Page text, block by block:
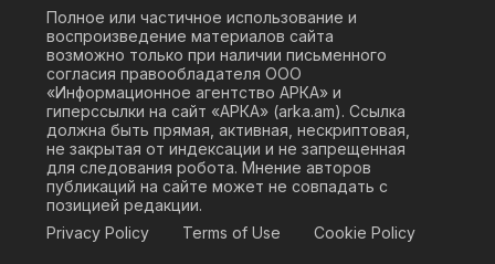
Полное или частичное использование и
воспроизведение материалов сайта
возможно только при наличии письменного
согласия правообладателя ООО
«Информационное агентство АРКА» и
гиперссылки на сайт «АРКА» (arka.am). Ссылка
должна быть прямая, активная, нескриптовая,
не закрытая от индексации и не запрещенная
для следования робота. Мнение авторов
публикаций на сайте может не совпадать с
позицией редакции.
Privacy Policy
Terms of Use Cookie Policy